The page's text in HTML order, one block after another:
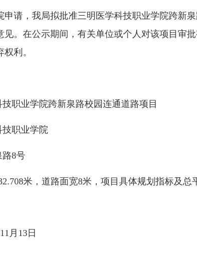
，我局拟批准三明医学科技职业学院跨新
。在公示期间，有关单位或个人对该项目审
利。
职业学院跨新泉路校园连通道路项目
技职业学院
路8号
米，道路面宽8米，项目具体规划指标及总
月13日